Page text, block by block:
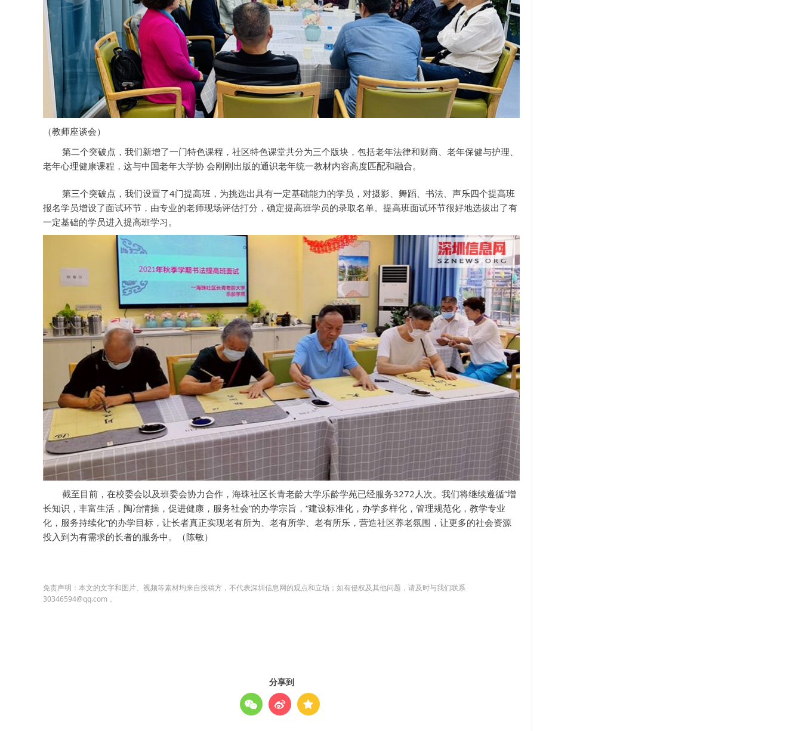
（教师座谈会）
第二个突破点，我们新增了一门特色课程，社区特色课堂共分为三个版块，包括老年法律和财商、老年保健与护理、
老年心理健康课程，这与中国老年大学协 会刚刚出版的通识老年统一教材内容高度匹配和融合。
第三个突破点，我们设置了4门提高班，为挑选出具有一定基础能力的学员，对摄影、舞蹈、书法、声乐四个提高班
报名学员增设了面试环节，由专业的老师现场评估打分，确定提高班学员的录取名单。提高班面试环节很好地选拔出了有
一定基础的学员进入提高班学习。
截至目前，在校委会以及班委会协力合作，海珠社区长青老龄大学乐龄学苑已经服务3272人次。我们将继续遵循“增
长知识，丰富生活，陶冶情操，促进健康，服务社会”的办学宗旨，“建设标准化，办学多样化，管理规范化，教学专业
化，服务持续化”的办学目标，让长者真正实现老有所为、老有所学、老有所乐，营造社区养老氛围，让更多的社会资源
投入到为有需求的长者的服务中。（陈敏）
免责声明：本文的文字和图片、视频等素材均来自投稿方，不代表深圳信息网的观点和立场；如有侵权及其他问题，请及时与我们联系
30346594@qq.com 。
分享到